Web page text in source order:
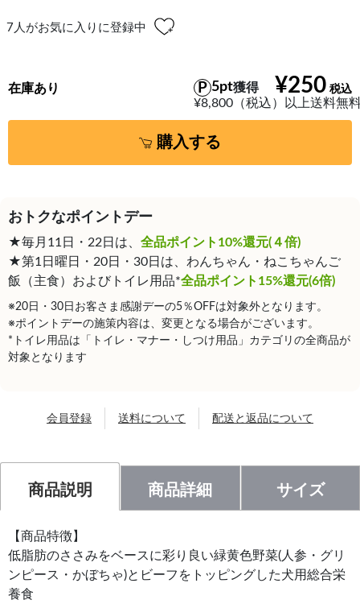
7 人がお気に入りに登録中
¥250
5pt獲得
¥8,800（税込）以上送料無
在庫あり
購入する
おトクなポイントデー
★毎月11日・22日は、 全品ポイント10%還元(４倍)
★第1日曜日・20日・30日は、わんちゃん・ねこちゃんご
飯（主食）およびトイレ用品*全品ポイント15%還元(6倍)
※20日・30日お客さま感謝デーの5％OFFは対象外となります。
※ポイントデーの施策内容は、変更となる場合がございます。
*トイレ用品は「トイレ・マナー・しつけ用品」カテゴリの全商品が
対象となります
会員登録 送料について 配送と返品について
商品説明 商品詳細 サイズ
【商品特徴】
低脂肪のささみをベースに彩り良い緑黄色野菜(人参・グリ
ンピース・かぼちゃ)とビーフをトッピングした犬用総合栄
養食